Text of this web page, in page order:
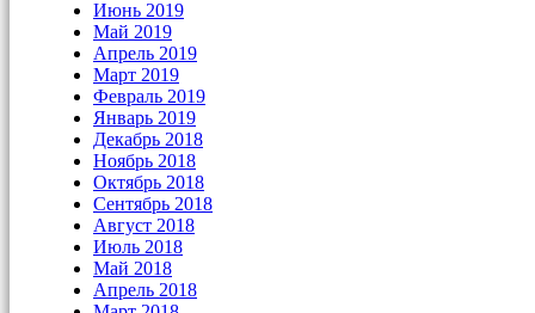
Июнь 2019
Май 2019
Апрель 2019
Март 2019
Февраль 2019
Январь 2019
Декабрь 2018
Ноябрь 2018
Октябрь 2018
Сентябрь 2018
Август 2018
Июль 2018
Май 2018
Апрель 2018